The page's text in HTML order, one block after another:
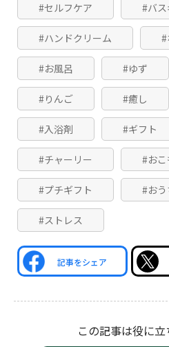
#セルフケア #バス
#ハンドクリーム #
#お風呂 #ゆず
#りんご #癒し
#入浴剤 #ギフト
#チャーリー #お
#プチギフト #お
#ストレス
記事をシェア
この記事は役に